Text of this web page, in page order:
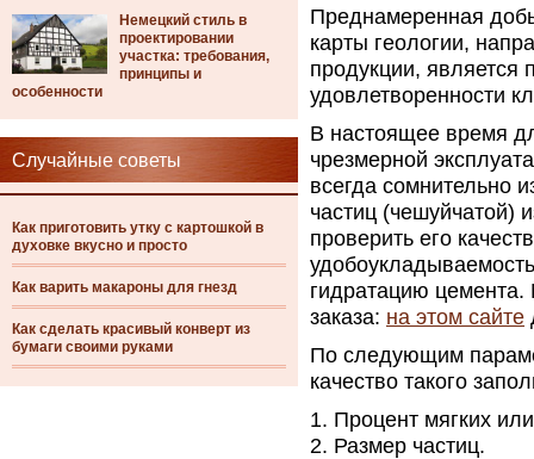
Немецкий стиль в
проектировании
участка: требования,
принципы и
особенности
Случайные советы
Как приготовить утку с картошкой в
духовке вкусно и просто
Как варить макароны для гнезд
Как сделать красивый конверт из
бумаги своими руками
Преднамеренная
карты геологии,
продукции, является
удовлетворенности
В настоящее время
чрезмерной
всегда сомнительно
частиц (чешуйчатой)
проверить его
гидратацию
заказа: на этом сайте
По следующим
качество такого
Процент мягких
Размер частиц.